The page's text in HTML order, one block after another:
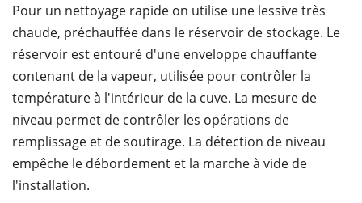
Pour un nettoyage rapide on utilise une lessive très
chaude, préchauffée dans le réservoir de stockage. Le
réservoir est entouré d'une enveloppe chauffante
contenant de la vapeur, utilisée pour contrôler la
température à l'intérieur de la cuve. La mesure de
niveau permet de contrôler les opérations de
remplissage et de soutirage. La détection de niveau
empêche le débordement et la marche à vide de
l'installation.